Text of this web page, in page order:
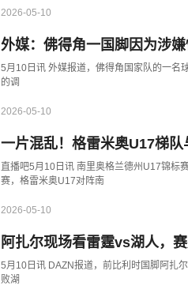
2026-05-10
外媒：佛得角一国脚因为涉
5月10日讯 外媒报道，佛得角国家队的一名
的调
2026-05-10
一片混乱！格雷米奥U17梯
直播吧5月10日讯 南里奥格兰德州U17锦标
赛，格雷米奥U17对阵南
2026-05-10
阿扎尔现场看雷霆vs湖人，
5月10日讯 DAZN报道，前比利时国脚阿扎
败湖